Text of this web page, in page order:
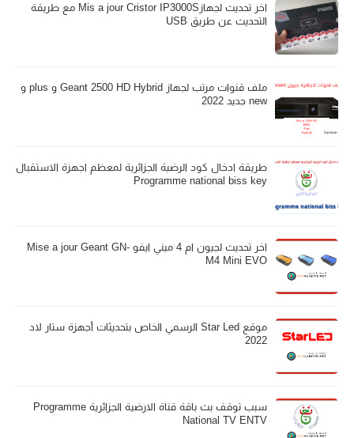
اخر تحديث لجهازMis a jour Cristor IP3000S مع طريقة
التحديث عن طريق USB
ملف قنوات مرتب لجهاز Geant 2500 HD Hybrid و plus و
new جديد 2022
طريقة ادخال كود الرضية الجزائرية لمعظم اجهزة الاستقبال
Programme national biss key
اخر تحديث لجيون ام 4 ميني ايفو Mise a jour Geant GN-
M4 Mini EVO
موقع Star Led الرسمي الخاص بتحديثات أجهزة ستار لاد
2022
سبب توقف بث باقة قناة الارضية الجزائرية Programme
National TV ENTV